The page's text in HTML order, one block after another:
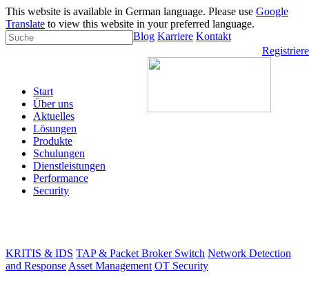
This website is available in German language. Please use Google
Translate to view this website in your preferred language.
Blog Karriere Kontakt
Start
Über uns
Aktuelles
Lösungen
Produkte
Schulungen
Dienstleistungen
Performance
Security
KRITIS & IDS TAP & Packet Broker Switch Network Detection
and Response Asset Management OT Security